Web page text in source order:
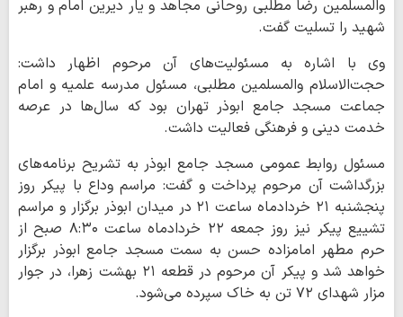
والمسلمین رضا مطلبی روحانی مجاهد و یار دیرین امام و رهبر
شهید را تسلیت گفت.
وی با اشاره به مسئولیت‌های آن مرحوم اظهار داشت:
حجت‌الاسلام والمسلمین مطلبی، مسئول مدرسه علمیه و امام
جماعت مسجد جامع ابوذر تهران بود که سال‌ها در عرصه
خدمت دینی و فرهنگی فعالیت داشت.
مسئول روابط عمومی مسجد جامع ابوذر به تشریح برنامه‌های
بزرگداشت آن مرحوم پرداخت و گفت: مراسم وداع با پیکر روز
پنجشنبه ۲۱ خردادماه ساعت ۲۱ در میدان ابوذر برگزار و مراسم
تشییع پیکر نیز روز جمعه ۲۲ خردادماه ساعت ۸:۳۰ صبح از
حرم مطهر امامزاده حسن به سمت مسجد جامع ابوذر برگزار
خواهد شد و پیکر آن مرحوم در قطعه ۲۱ بهشت زهرا، در جوار
مزار شهدای ۷۲ تن به خاک سپرده می‌شود.